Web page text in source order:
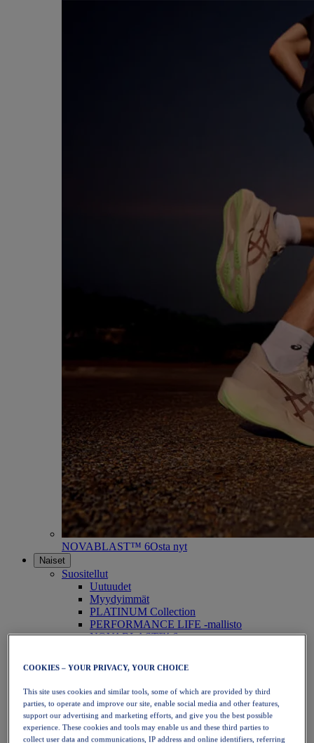
NOVABLAST™ 6Osta nyt
Naiset
Suositellut
Uutuudet
Myydyimmät
PLATINUM Collection
PERFORMANCE LIFE -mallisto
NOVABLAST™ 6
Juoksu
Polkujuoksu
Tennis
Lentopallo
Käsipallo
Padel
Verkkopallo
COOKIES – YOUR PRIVACY, YOUR CHOICE
This site uses cookies and similar tools, some of which are provided by third
parties, to operate and improve our site, enable social media and other features,
support our advertising and marketing efforts, and give you the best possible
experience. These cookies and tools may enable us and these third parties to
collect user data and communications, IP address and online identifiers, referring